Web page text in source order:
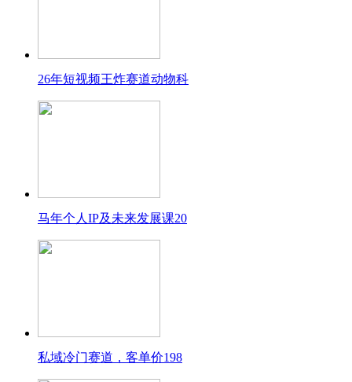
26年短视频王炸赛道动物科
马年个人IP及未来发展课20
私域冷门赛道，客单价198